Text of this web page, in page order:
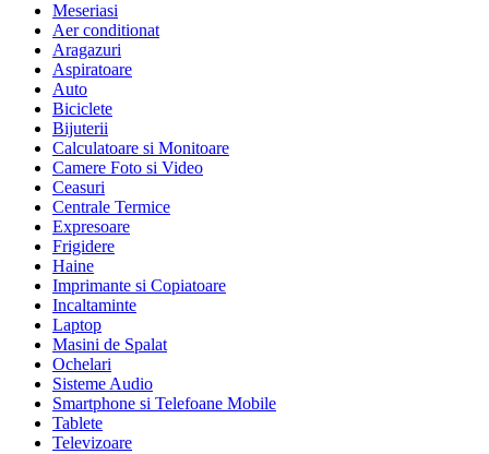
Meseriasi
Aer conditionat
Aragazuri
Aspiratoare
Auto
Biciclete
Bijuterii
Calculatoare si Monitoare
Camere Foto si Video
Ceasuri
Centrale Termice
Expresoare
Frigidere
Haine
Imprimante si Copiatoare
Incaltaminte
Laptop
Masini de Spalat
Ochelari
Sisteme Audio
Smartphone si Telefoane Mobile
Tablete
Televizoare